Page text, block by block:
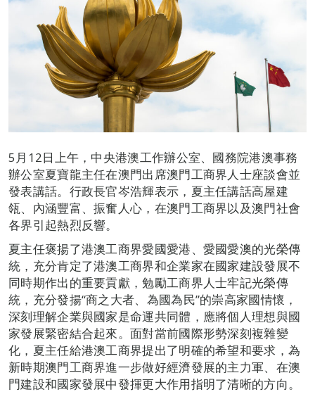
5月12日上午，中央港澳工作辦公室、國務院港澳事務
辦公室夏寶龍主任在澳門出席澳門工商界人士座談會並
發表講話。行政長官岑浩輝表示，夏主任講話高屋建
瓴、內涵豐富、振奮人心，在澳門工商界以及澳門社會
各界引起熱烈反響。
夏主任褒揚了港澳工商界愛國愛港、愛國愛澳的光榮傳
統，充分肯定了港澳工商界和企業家在國家建設發展不
同時期作出的重要貢獻，勉勵工商界人士牢記光榮傳
統，充分發揚“商之大者、為國為民”的崇高家國情懷，
深刻理解企業與國家是命運共同體，應將個人理想與國
家發展緊密結合起來。面對當前國際形勢深刻複雜變
化，夏主任給港澳工商界提出了明確的希望和要求，為
新時期澳門工商界進一步做好經濟發展的主力軍、在澳
門建設和國家發展中發揮更大作用指明了清晰的方向。